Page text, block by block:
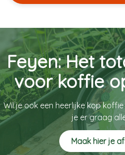
Feyen: Het
voor koffie
Wil je ook een heerlijke kop
je er graag
Maak hier je